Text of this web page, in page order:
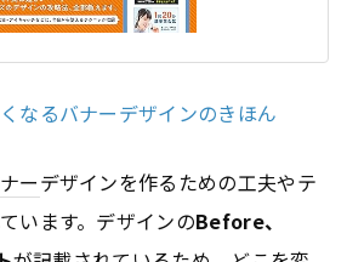
なるバナーデザインのきほん
ーデザインを作るための工夫やテ
います。デザインのBefore、